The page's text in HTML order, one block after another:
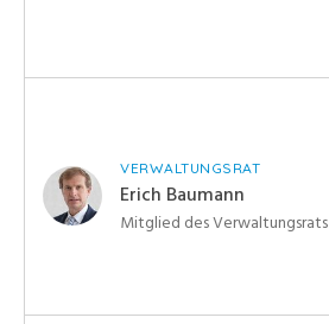
VERWALTUNGSRAT
Erich Baumann
Mitglied des Verwaltungsrats